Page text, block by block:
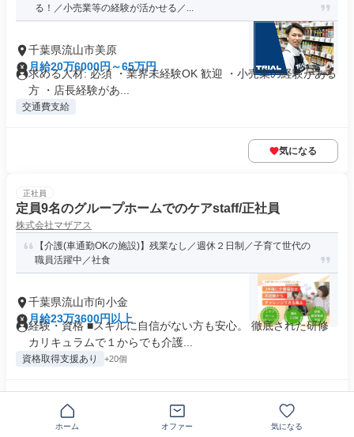
る！／小売業等の経験が活かせる／...
千葉県流山市美原
月給20万6000円～65万円
求める人材: 必須 ・業界未経験OK 歓迎 ・小売業の経験がある
方 ・店長経験があ...
交通費支給
気になる
正社員
定員9名のグループホームでのケアstaff/正社員
株式会社マザアス
【介護(車通勤OKの施設)】残業なし／週休２日制／子育て世代の
職員活躍中／社食
千葉県流山市向小金
月給23万3600円以上
経験・資格 ■スキルに自信がない方も安心。 徹底された研修
カリキュラムで１からでも介護...
資格取得支援あり +20個
気になる
ホーム オファー 気になる